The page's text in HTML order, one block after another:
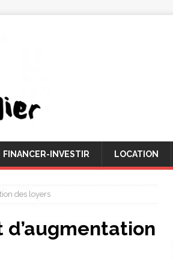
FINANCER-INVESTIR LOCATION
des loyers